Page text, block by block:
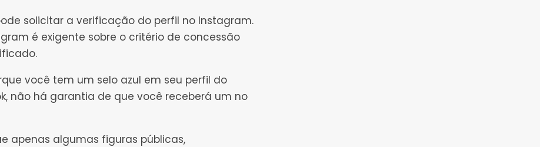
solicitar a verificação do perfil no Instagram.
é exigente sobre o critério de concessão
você tem um selo azul em seu perfil do
não há garantia de que você receberá um no
apenas algumas figuras públicas,